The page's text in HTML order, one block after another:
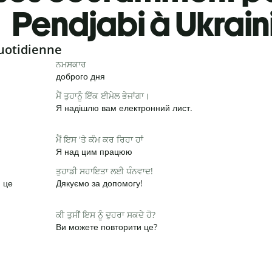
Pendjabi à
ਨਮਸਕਾਰ
доброго дня
ਮੈਂ ਤੁਹਾਨੂੰ ਇੱਕ ਈਮੇਲ ਭੇਜਾਂਗਾ।
Я надішлю вам електронний лист.
ਮੈਂ ਇਸ 'ਤੇ ਕੰਮ ਕਰ ਰਿਹਾ ਹਾਂ
Я над цим працюю
це
ਤੁਹਾਡੀ ਸਹਾਇਤਾ ਲਈ ਧੰਨਵਾਦ!
Дякуємо за допомогу!
ਕੀ ਤੁਸੀਂ ਇਸ ਨੂੰ ਦੁਹਰਾ ਸਕਦੇ ਹੋ?
Ви можете повторити це?